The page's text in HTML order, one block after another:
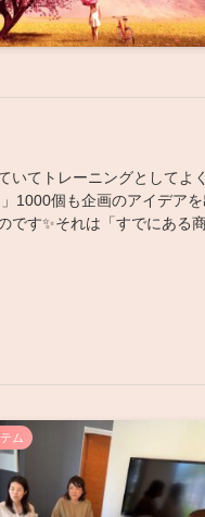
いてトレーニングとしてよ
1000個も企画のアイデア
です✨それは「すでにある
ム